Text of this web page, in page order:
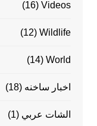
Videos
(16)
Wildlife
(12)
World
(14)
اخبار ساخنه (18)
الشات عربي (1)